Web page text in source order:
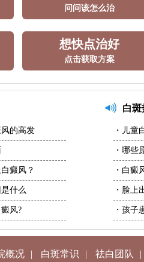
问问该怎么治
想快点治好
点击获取方案
风的高发
癜风？
什么
风?
白斑
・儿童
・哪些
・白癜
・脸上
・孩子
概况 | 白斑常识 | 祛白团队 |